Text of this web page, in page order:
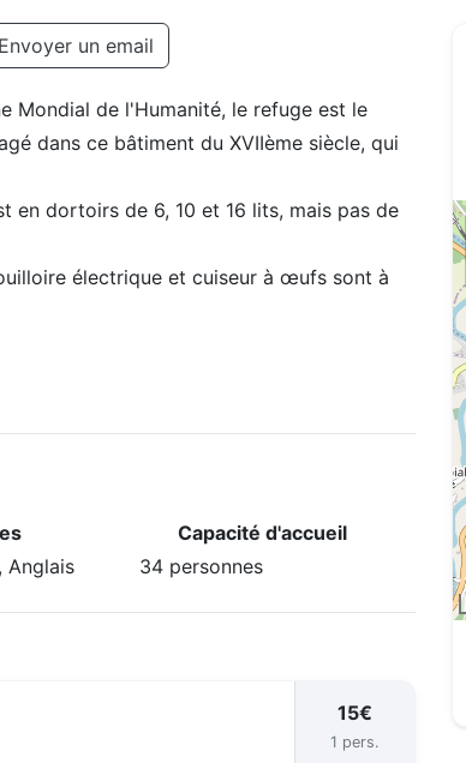
Envoyer un email
Mondial de l'Humanité, le refuge est le
dans ce bâtiment du XVIIème siècle, qui
en dortoirs de 6, 10 et 16 lits, mais pas de
électrique et cuiseur à œufs sont à
Anglais
Capacité d'accueil
34 personnes
15€
1 pers.